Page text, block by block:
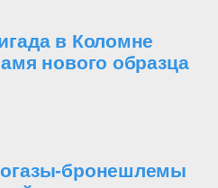
в Коломне
нового образца
бронешлемы